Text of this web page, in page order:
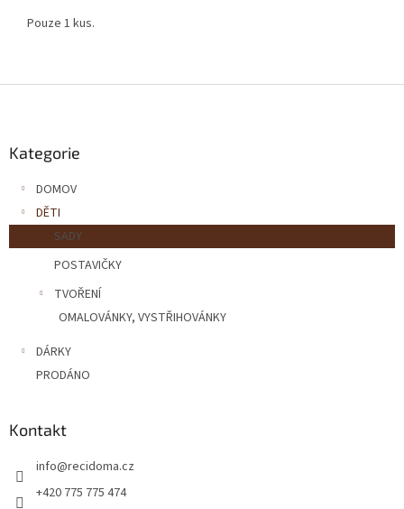
Pouze 1 kus.
Kategorie
DOMOV
DĚTI
SADY
POSTAVIČKY
TVOŘENÍ
OMALOVÁNKY, VYSTŘIHOVÁNKY
DÁRKY
PRODÁNO
Kontakt
info@recidoma.cz
+420 775 775 474